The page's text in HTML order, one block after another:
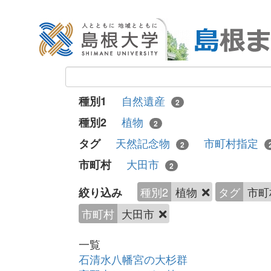
種別1 自然遺産 2
種別2 植物 2
タグ 天然記念物 2 市町村指定
市町村 大田市 2
絞り込み 種別2 植物 タグ 市
市町村 大田市
一覧
石清水八幡宮の大杉群